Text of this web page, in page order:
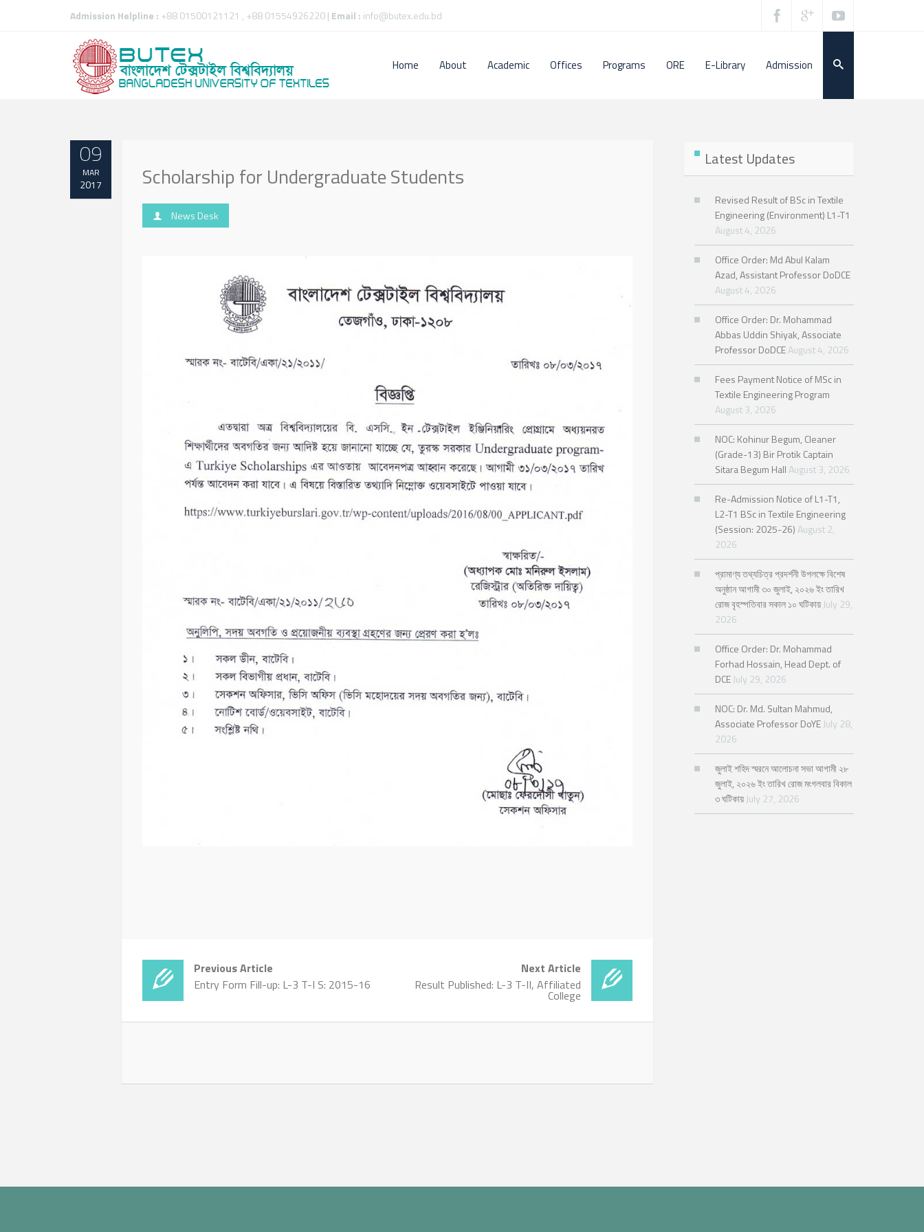
Admission Helpline : +88 01500121121 , +88 01554926220 | Email : info@butex.edu.bd
Home About Academic Offices Programs ORE E-Library Admission
09
MAR
2017 Scholarship for Undergraduate Students
News Desk
Previous Article
Entry Form Fill-up: L-3 T-I S: 2015-16
Next Article
Result Published: L-3 T-II, Affiliated
College
Latest Updates
Revised Result of BSc in Textile
Engineering (Environment) L1-T1
August 4, 2026
Office Order: Md Abul Kalam
Azad, Assistant Professor DoDCE
August 4, 2026
Office Order: Dr. Mohammad
Abbas Uddin Shiyak, Associate
Professor DoDCEAugust 4, 2026
Fees Payment Notice of MSc in
Textile Engineering Program
August 3, 2026
NOC: Kohinur Begum, Cleaner
(Grade-13) Bir Protik Captain
Sitara Begum HallAugust 3, 2026
Re-Admission Notice of L1-T1,
L2-T1 BSc in Textile Engineering
(Session: 2025-26)August 2,
2026
প্রামাণ্য তথ্যচিত্র প্রদর্শনী উপলক্ষে বিশেষ
অনুষ্ঠান আগামী ৩০ জুলাই, ২০২৬ ইং তারিখ
রোজ বৃহস্পতিবার সকাল ১০ ঘটিকায় July 29,
2026
Office Order: Dr. Mohammad
Forhad Hossain, Head Dept. of
DCE July 29, 2026
NOC: Dr. Md. Sultan Mahmud,
Associate Professor DoYE July 28,
2026
জুলাই শহিদ স্মরনে আলোচনা সভা আগামী ২৮
জুলাই, ২০২৬ ইং তারিখ রোজ মংগলবার বিকাল
৩ ঘটিকায় July 27, 2026